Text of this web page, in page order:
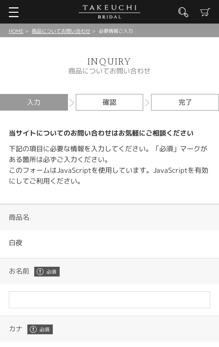
HOME 商品についてお問い合わせ 必要情報ご入力
INQUIRY
商品についてお問い合わせ
入力 確認 完了
当サイトについてのお問い合わせはお気軽にご相談ください
下記の項目に必要な情報を入力してください。「必須」マークが
ある箇所は必ずご入力ください。
このフォームはJavaScriptを使用しています。JavaScriptを有効
にしてご利用ください。
商品名
白夜
お名前
カナ